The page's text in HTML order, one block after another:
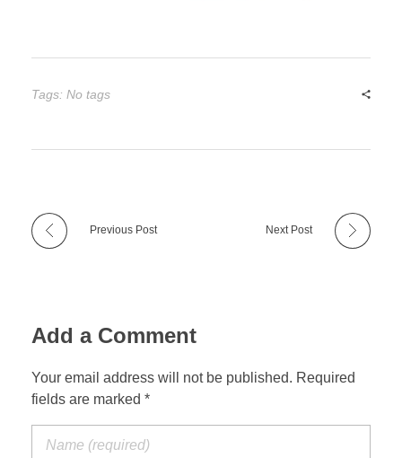
Tags: No tags
Previous Post Next Post
Add a Comment
Your email address will not be published. Required
fields are marked *